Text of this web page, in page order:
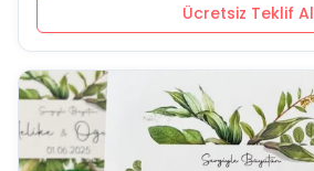
Ücretsiz Teklif Al